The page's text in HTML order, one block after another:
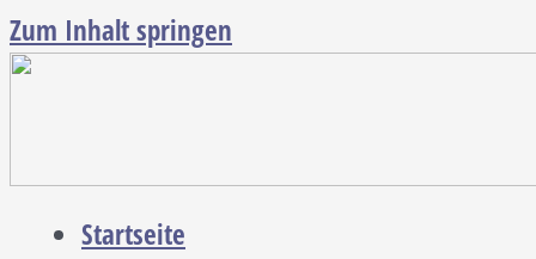
Zum Inhalt springen
Startseite